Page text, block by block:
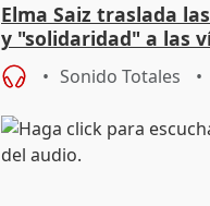
Elma Saiz traslada
y "solidaridad" a las
incendio de Almería
Sonido Totales